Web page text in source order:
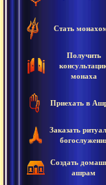
Стать
Получить
монаха
Приехать в
Заказать
Создать
ашрам